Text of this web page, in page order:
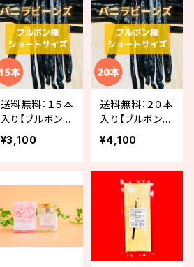
送料無料：１５本
入り【ブルボンバ
ニラ・ショートサ
イズ（10-13c
¥3,100
送料無料：２０本
入り【ブルボンバ
ニラ・ショートサ
イズ（10-13c
¥4,100